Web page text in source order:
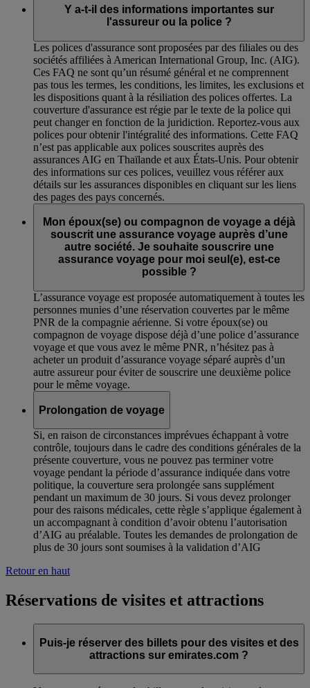
Y a-t-il des informations importantes sur
l'assureur ou la police ?
Les polices d'assurance sont proposées par des filiales ou des
sociétés affiliées à American International Group, Inc. (AIG).
Ces FAQ ne sont qu’un résumé général et ne comprennent
pas tous les termes, les conditions, les limites, les exclusions et
les dispositions quant à la résiliation des polices offertes. La
couverture d'assurance est régie par le texte de la police qui
peut changer en fonction de la juridiction. Reportez-vous aux
polices pour obtenir l'intégralité des informations. Cette FAQ
n’est pas applicable aux polices souscrites auprès des
assurances AIG en Thaïlande et aux États-Unis. Pour obtenir
des informations sur ces polices, veuillez vous référer aux
détails sur les assurances disponibles en cliquant sur les liens
des pages des pays concernés.
Mon époux(se) ou compagnon de voyage a déjà
souscrit une assurance voyage auprès d’une
autre société. Je souhaite souscrire une
assurance voyage pour moi seul(e), est-ce
possible ?
L’assurance voyage est proposée automatiquement à toutes les
personnes munies d’une réservation couvertes par le même
PNR de la compagnie aérienne. Si votre époux(se) ou
compagnon de voyage dispose déjà d’une police d’assurance
voyage et que vous avez le même PNR, n’hésitez pas à
acheter un produit d’assurance voyage séparé auprès d’un
autre assureur pour éviter de souscrire une deuxième police
pour le même voyage.
Prolongation de voyage
Si, en raison de circonstances imprévues échappant à votre
contrôle, toujours dans le cadre des conditions générales de la
présente couverture, vous ne pouvez pas terminer votre
voyage pendant la période d’assurance indiquée dans votre
politique, la couverture sera prolongée sans supplément
pendant un maximum de 30 jours. Si vous devez prolonger
pour des raisons médicales, cette règle s’applique également à
un accompagnant à condition d’avoir obtenu l’autorisation
d’AIG au préalable. Toutes les demandes de prolongation de
plus de 30 jours sont soumises à la validation d’AIG
Retour en haut
Réservations de visites et attractions
Puis-je réserver des billets pour des visites et des
attractions sur emirates.com ?